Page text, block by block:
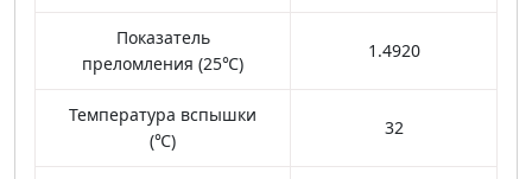
Показатель
преломления (25℃)
1.4920
Температура вспышки
(℃)
32